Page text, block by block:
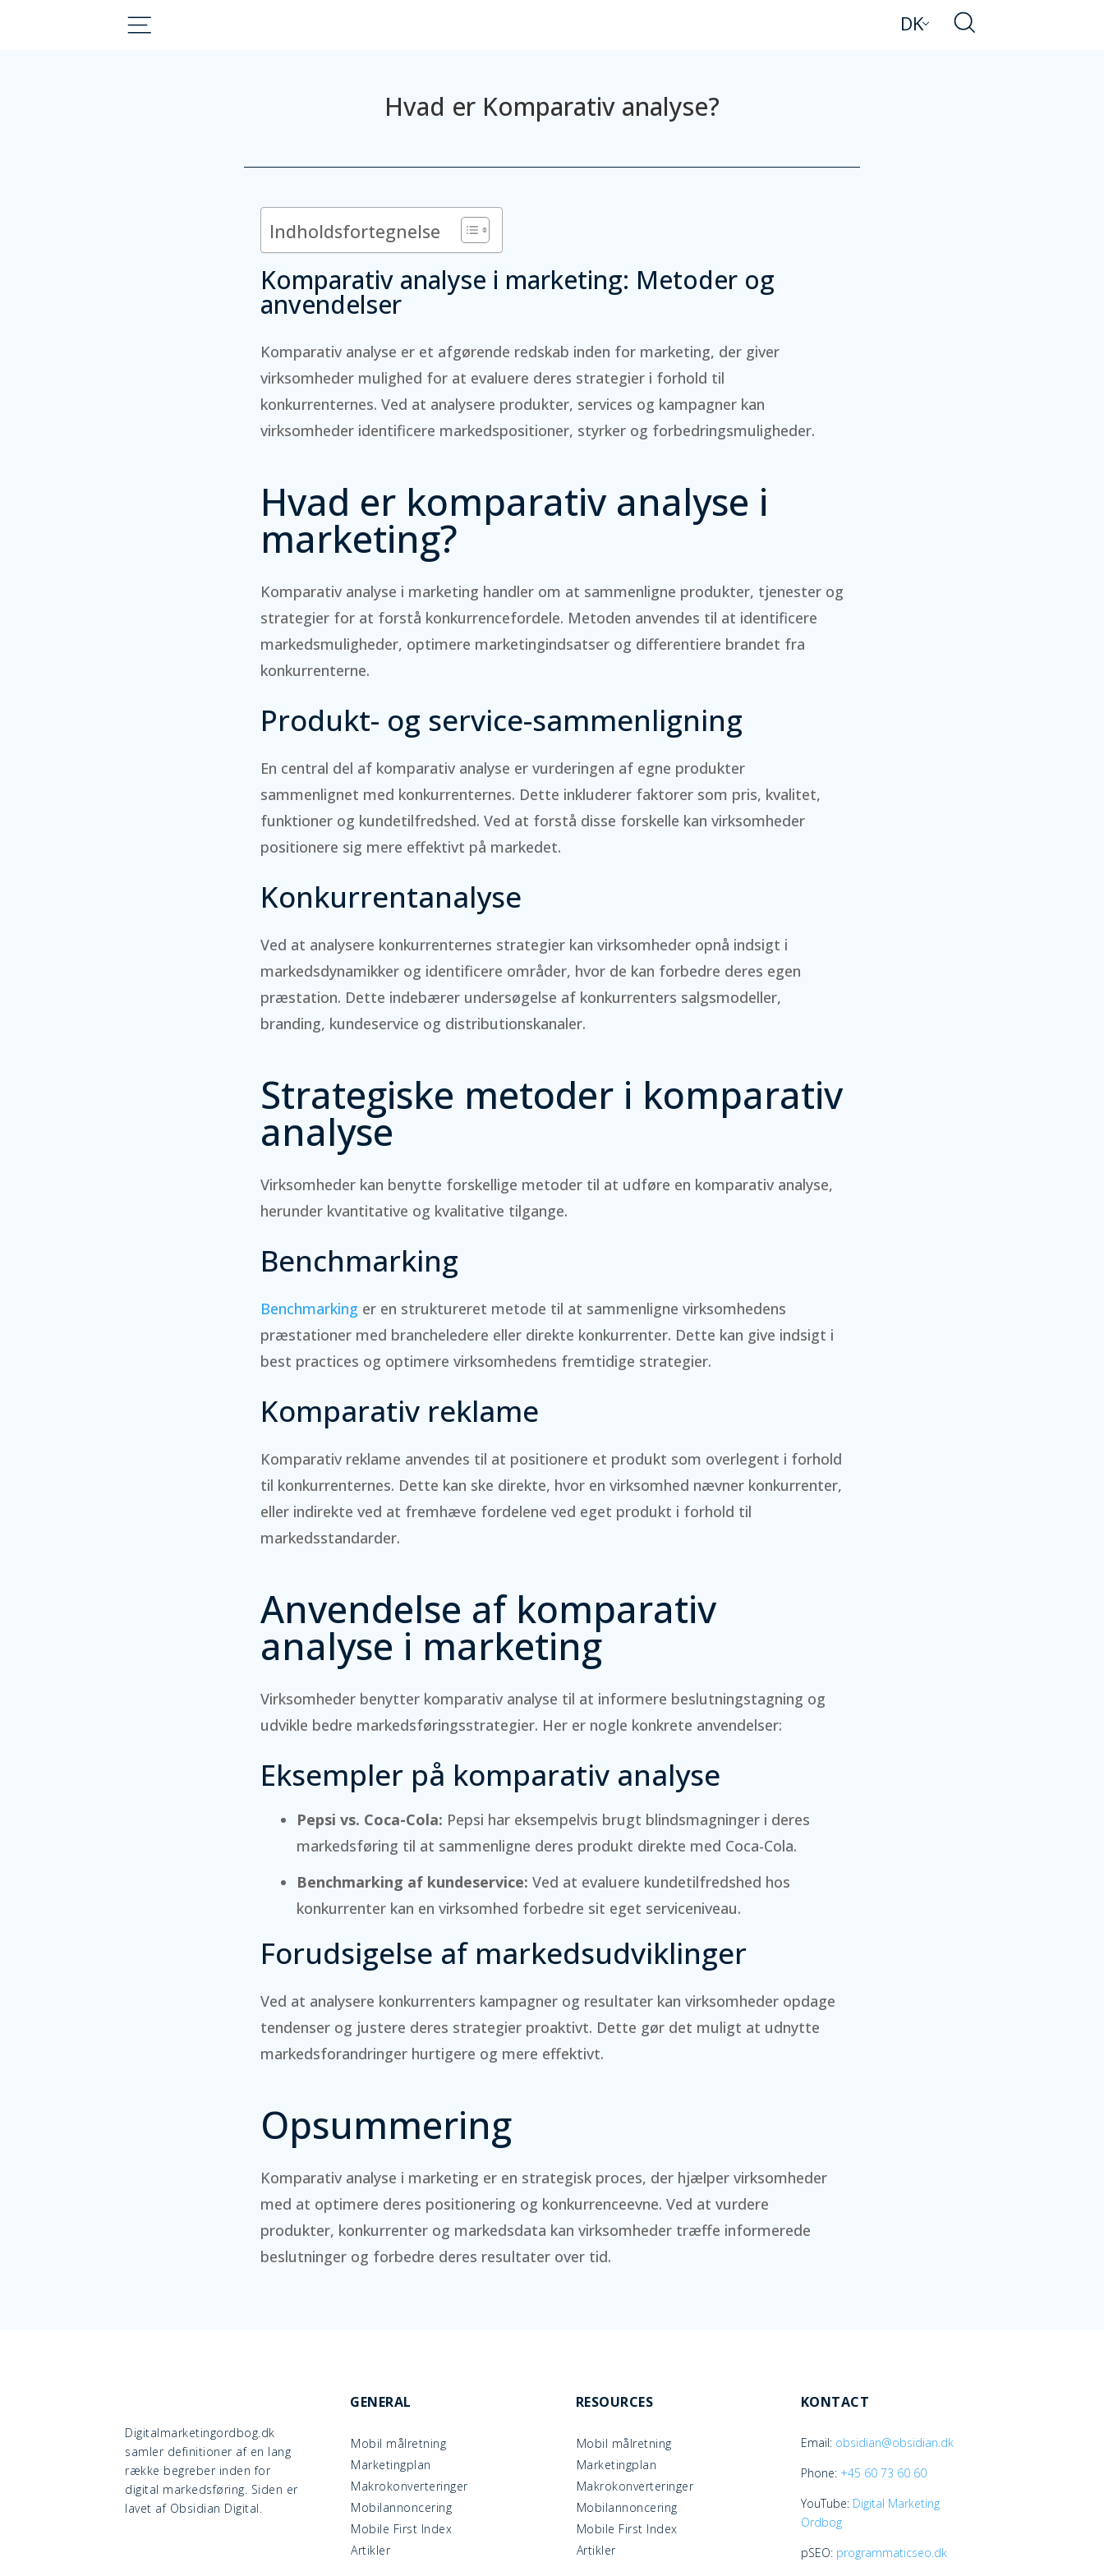
DK
Hvad er Komparativ analyse?
Indholdsfortegnelse
Komparativ analyse i marketing: Metoder og
anvendelser
Komparativ analyse er et afgørende redskab inden for marketing, der giver
virksomheder mulighed for at evaluere deres strategier i forhold til
konkurrenternes. Ved at analysere produkter, services og kampagner kan
virksomheder identificere markedspositioner, styrker og forbedringsmuligheder.
Hvad er komparativ analyse i
marketing?
Komparativ analyse i marketing handler om at sammenligne produkter, tjenester og
strategier for at forstå konkurrencefordele. Metoden anvendes til at identificere
markedsmuligheder, optimere marketingindsatser og differentiere brandet fra
konkurrenterne.
Produkt- og service-sammenligning
En central del af komparativ analyse er vurderingen af egne produkter
sammenlignet med konkurrenternes. Dette inkluderer faktorer som pris, kvalitet,
funktioner og kundetilfredshed. Ved at forstå disse forskelle kan virksomheder
positionere sig mere effektivt på markedet.
Konkurrentanalyse
Ved at analysere konkurrenternes strategier kan virksomheder opnå indsigt i
markedsdynamikker og identificere områder, hvor de kan forbedre deres egen
præstation. Dette indebærer undersøgelse af konkurrenters salgsmodeller,
branding, kundeservice og distributionskanaler.
Strategiske metoder i komparativ
analyse
Virksomheder kan benytte forskellige metoder til at udføre en komparativ analyse,
herunder kvantitative og kvalitative tilgange.
Benchmarking
Benchmarking er en struktureret metode til at sammenligne virksomhedens
præstationer med brancheledere eller direkte konkurrenter. Dette kan give indsigt i
best practices og optimere virksomhedens fremtidige strategier.
Komparativ reklame
Komparativ reklame anvendes til at positionere et produkt som overlegent i forhold
til konkurrenternes. Dette kan ske direkte, hvor en virksomhed nævner konkurrenter,
eller indirekte ved at fremhæve fordelene ved eget produkt i forhold til
markedsstandarder.
Anvendelse af komparativ
analyse i marketing
Virksomheder benytter komparativ analyse til at informere beslutningstagning og
udvikle bedre markedsføringsstrategier. Her er nogle konkrete anvendelser:
Eksempler på komparativ analyse
Pepsi vs. Coca-Cola: Pepsi har eksempelvis brugt blindsmagninger i deres
markedsføring til at sammenligne deres produkt direkte med Coca-Cola.
Benchmarking af kundeservice: Ved at evaluere kundetilfredshed hos
konkurrenter kan en virksomhed forbedre sit eget serviceniveau.
Forudsigelse af markedsudviklinger
Ved at analysere konkurrenters kampagner og resultater kan virksomheder opdage
tendenser og justere deres strategier proaktivt. Dette gør det muligt at udnytte
markedsforandringer hurtigere og mere effektivt.
Opsummering
Komparativ analyse i marketing er en strategisk proces, der hjælper virksomheder
med at optimere deres positionering og konkurrenceevne. Ved at vurdere
produkter, konkurrenter og markedsdata kan virksomheder træffe informerede
beslutninger og forbedre deres resultater over tid.
Digitalmarketingordbog.dk
samler definitioner af en lang
række begreber inden for
digital markedsføring. Siden er
lavet af Obsidian Digital.
GENERAL
Mobil målretning
Marketingplan
Makrokonverteringer
Mobilannoncering
Mobile First Index
Artikler
RESOURCES
Mobil målretning
Marketingplan
Makrokonverteringer
Mobilannoncering
Mobile First Index
Artikler
KONTACT
Email: obsidian@obsidian.dk
Phone: +45 60 73 60 60
YouTube: Digital Marketing
Ordbog
pSEO: programmaticseo.dk